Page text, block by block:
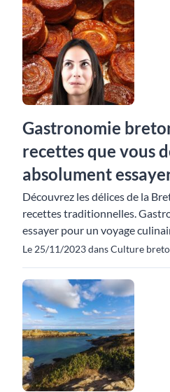
Gastronomie
recettes que vous
absolument
Découvrez les délices de la
recettes traditionnelles.
essayer pour un voyage
Le 25/11/2023 dans Culture